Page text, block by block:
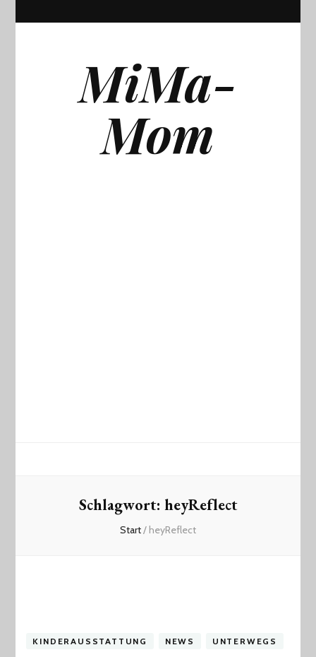
MiMa-
Mom
Schlagwort: heyReflect
Start/ heyReflect
KINDERAUSSTATTUNG NEWS UNTERWEGS